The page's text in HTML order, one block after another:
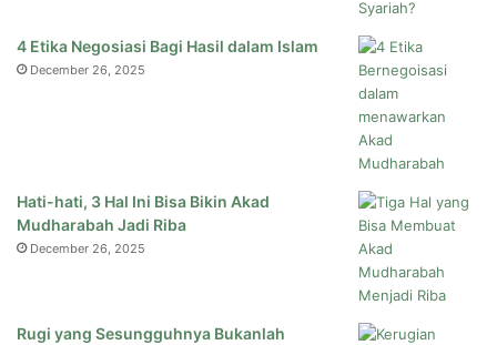
4 Etika Negosiasi Bagi Hasil dalam Islam
December 26, 2025
Hati-hati, 3 Hal Ini Bisa Bikin Akad
Mudharabah Jadi Riba
December 26, 2025
Rugi yang Sesungguhnya Bukanlah